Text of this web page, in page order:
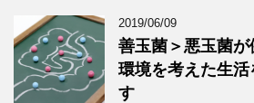
2019/06/09
善玉菌＞悪玉菌
環境を考えた生
す